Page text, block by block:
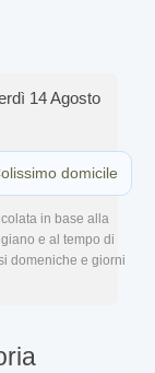
14 Agosto
domicile
in base alla
e al tempo di
domeniche e giorni